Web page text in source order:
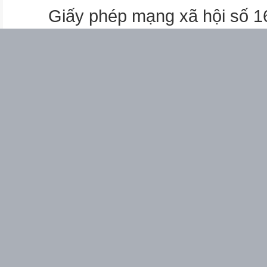
+ Câu 1- 2: giới thiệu vấn đề
Giấy phép mạng xã hội số